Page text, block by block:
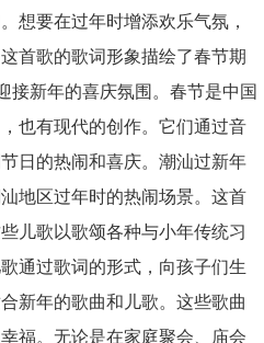
想要在过年时增添欢乐气氛，
首歌的歌词形象描绘了春节期
接新年的喜庆氛围。春节是中国
也有现代的创作。它们通过音
日的热闹和喜庆。潮汕过新年
地区过年时的热闹场景。这首
儿歌以歌颂各种与小年传统习
通过歌词的形式，向孩子们生
新年的歌曲和儿歌。这些歌曲
福。无论是在家庭聚会、庙会